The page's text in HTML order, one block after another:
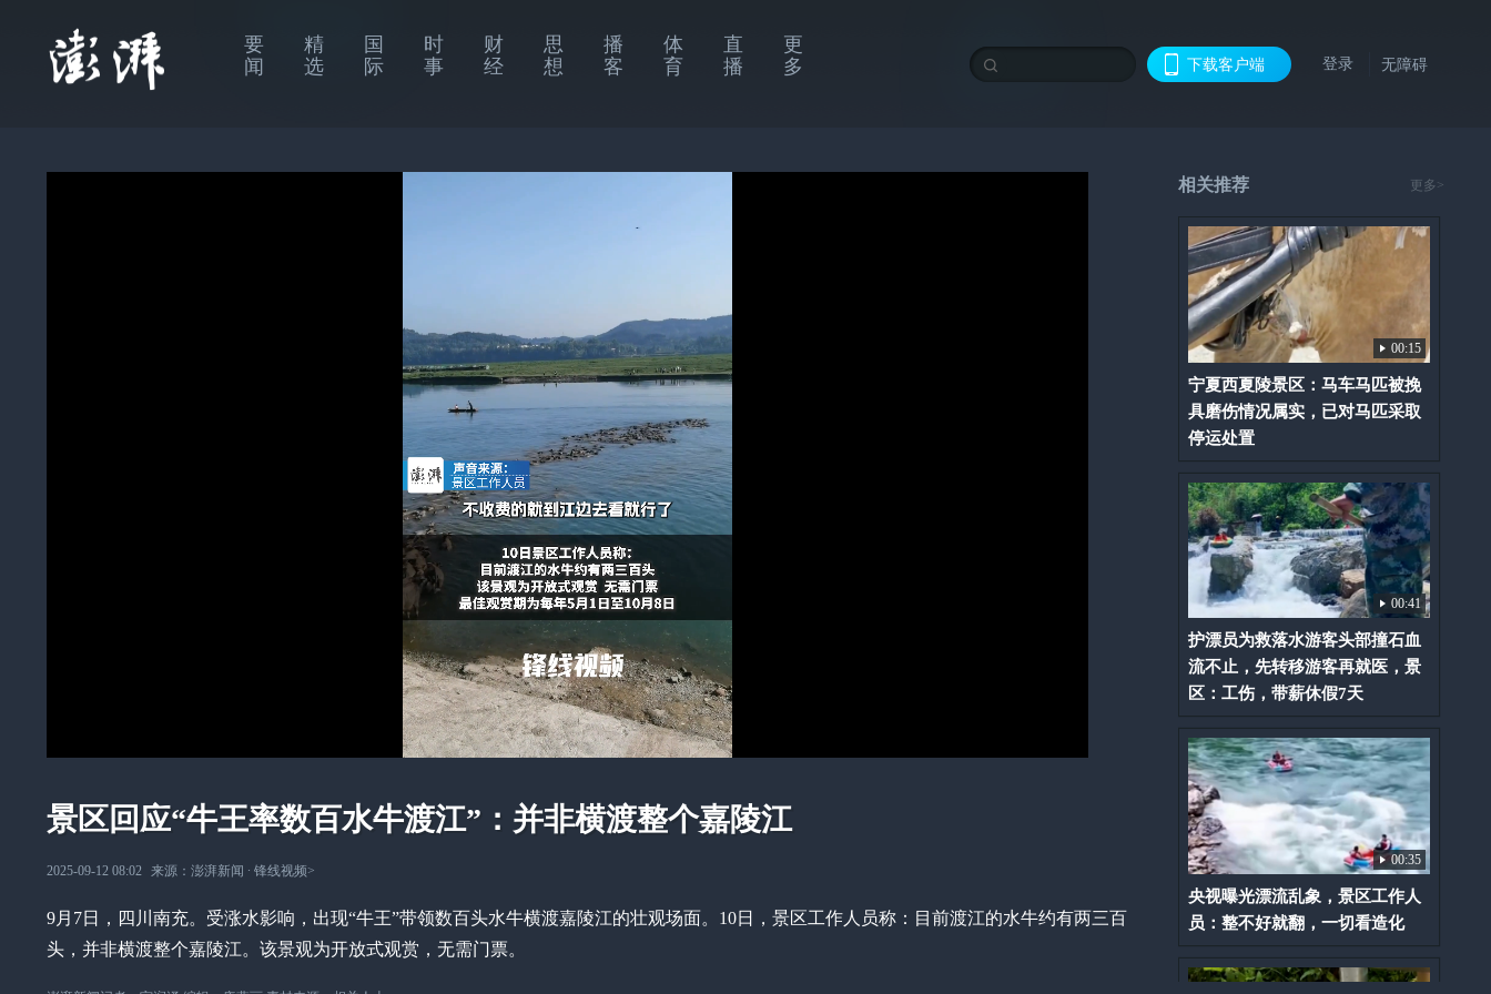
要
闻
精
选
国
际
时
事
财
经
思
想
播
客
体
育
直
播
更
多
下载客户端 登录 无障碍
景区回应“牛王率数百水牛渡江”：并非横渡整个嘉陵江
2025-09-12 08:02 来源： 澎湃新闻 ∙ 锋线视频>
9月7日，四川南充。受涨水影响，出现“牛王”带领数百头水牛横渡嘉陵江的壮观场面。10日，景区工作人员称：目前渡江的水牛约有两三百
头，并非横渡整个嘉陵江。该景观为开放式观赏，无需门票。
相关推荐 更多>
00:15
宁夏西夏陵景区：马车马匹被挽
具磨伤情况属实，已对马匹采取
停运处置
00:41
护漂员为救落水游客头部撞石血
流不止，先转移游客再就医，景
区：工伤，带薪休假7天
00:35
央视曝光漂流乱象，景区工作人
员：整不好就翻，一切看造化